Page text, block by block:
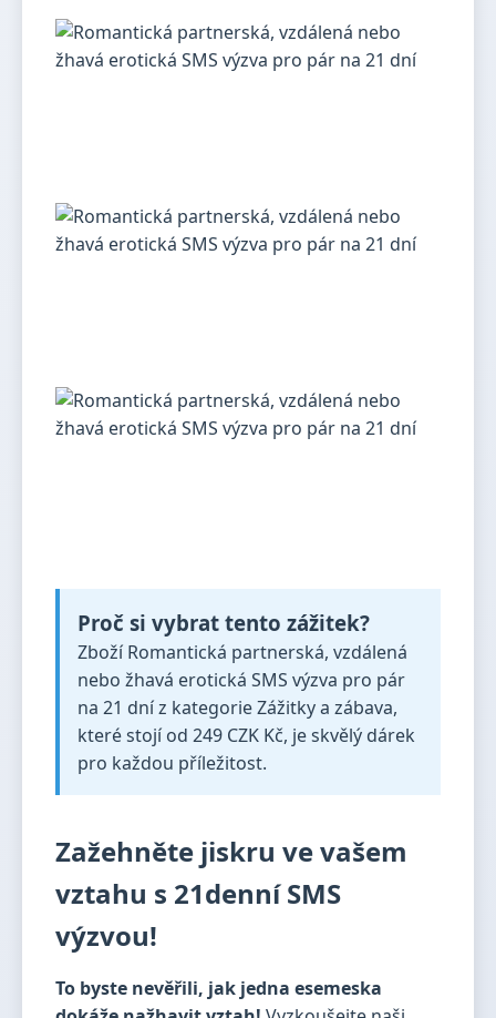
Proč si vybrat tento zážitek?
Zboží Romantická partnerská, vzdálená
nebo žhavá erotická SMS výzva pro pár
na 21 dní z kategorie Zážitky a zábava,
které stojí od 249 CZK Kč, je skvělý dárek
pro každou příležitost.
Zažehněte jiskru ve vašem
vztahu s 21denní SMS
výzvou!
To byste nevěřili, jak jedna esemeska